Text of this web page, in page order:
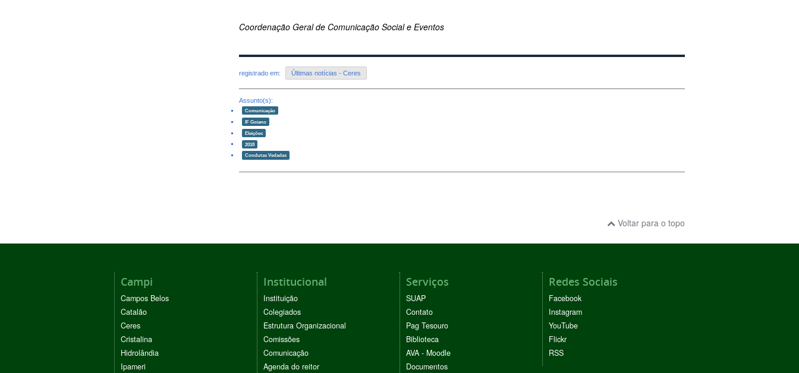
Coordenação Geral de Comunicação Social e Eventos
registrado em: Últimas notícias - Ceres
Assunto(s):
Comunicação
IF Goiano
Eleições
2018
Condutas Vedadas
Voltar para o topo
Campi
Campos Belos
Catalão
Ceres
Cristalina
Hidrolândia
Ipameri
Institucional
Instituição
Colegiados
Estrutura Organizacional
Comissões
Comunicação
Agenda do reitor
Serviços
SUAP
Contato
Pag Tesouro
Biblioteca
AVA - Moodle
Documentos
Redes Sociais
Facebook
Instagram
YouTube
Flickr
RSS